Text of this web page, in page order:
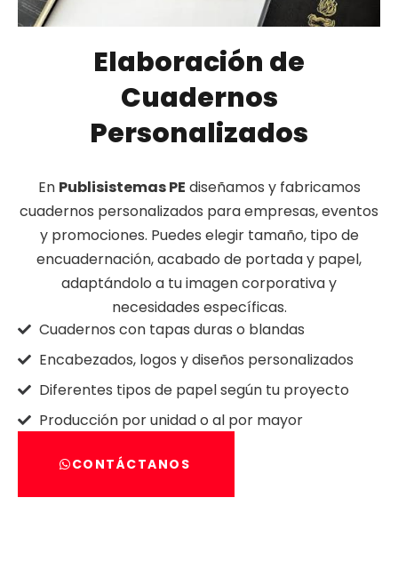
Elaboración de
Cuadernos
Personalizados
En Publisistemas PE diseñamos y fabricamos
cuadernos personalizados para empresas, eventos
y promociones. Puedes elegir tamaño, tipo de
encuadernación, acabado de portada y papel,
adaptándolo a tu imagen corporativa y
necesidades específicas.
Cuadernos con tapas duras o blandas
Encabezados, logos y diseños personalizados
Diferentes tipos de papel según tu proyecto
Producción por unidad o al por mayor
CONTÁCTANOS